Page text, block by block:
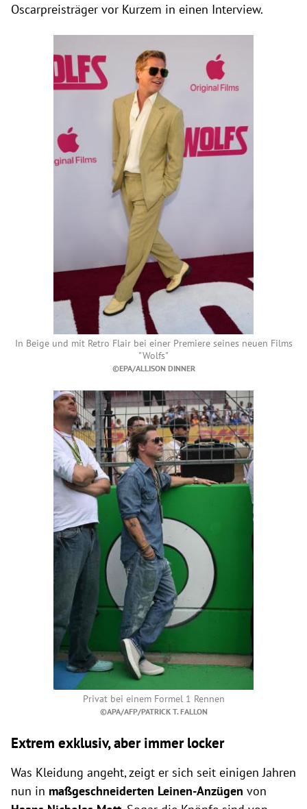
Oscarpreisträger vor Kurzem in einen Interview.
In Beige und mit Retro Flair bei einer Premiere seines neuen Films
"Wolfs"
©EPA/ALLISON DINNER
Privat bei einem Formel 1 Rennen
©APA/AFP/PATRICK T. FALLON
Extrem exklusiv, aber immer locker
Was Kleidung angeht, zeigt er sich seit einigen Jahren
nun in maßgeschneiderten Leinen-Anzügen von